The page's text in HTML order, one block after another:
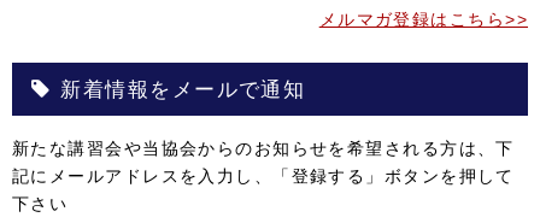
メルマガ登録はこちら>>
新着情報をメールで通知
新たな講習会や当協会からのお知らせを希望される方は、下
記にメールアドレスを入力し、「登録する」ボタンを押して
下さい